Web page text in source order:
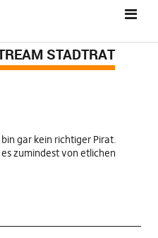
STADTRAT
gar kein richtiger Pirat.
zumindest von etlichen